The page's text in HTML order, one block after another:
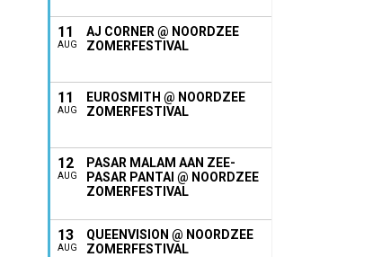
11
AUG
AJ CORNER @ NOORDZEE
ZOMERFESTIVAL
11
AUG
EUROSMITH @ NOORDZEE
ZOMERFESTIVAL
12
AUG
PASAR MALAM AAN ZEE-
PASAR PANTAI @ NOORDZEE
ZOMERFESTIVAL
13
AUG
QUEENVISION @ NOORDZEE
ZOMERFESTIVAL